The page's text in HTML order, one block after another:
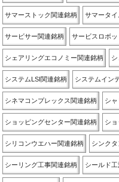
サマーストック関連銘柄 サマータ
サービサー関連銘柄 サービスロボ
シェアリングエコノミー関連銘柄
システムLSI関連銘柄 システムイン
シネマコンプレックス関連銘柄 シ
ショッピングセンター関連銘柄 シ
シリコンウエハー関連銘柄 シンク
シーリング工事関連銘柄 シールド